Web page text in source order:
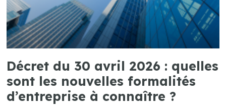
Décret du 30 avril 2026 : quelles
sont les nouvelles formalités
d’entreprise à connaître ?